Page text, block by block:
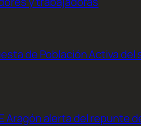
de Población Activa
Aragón alerta del repunte